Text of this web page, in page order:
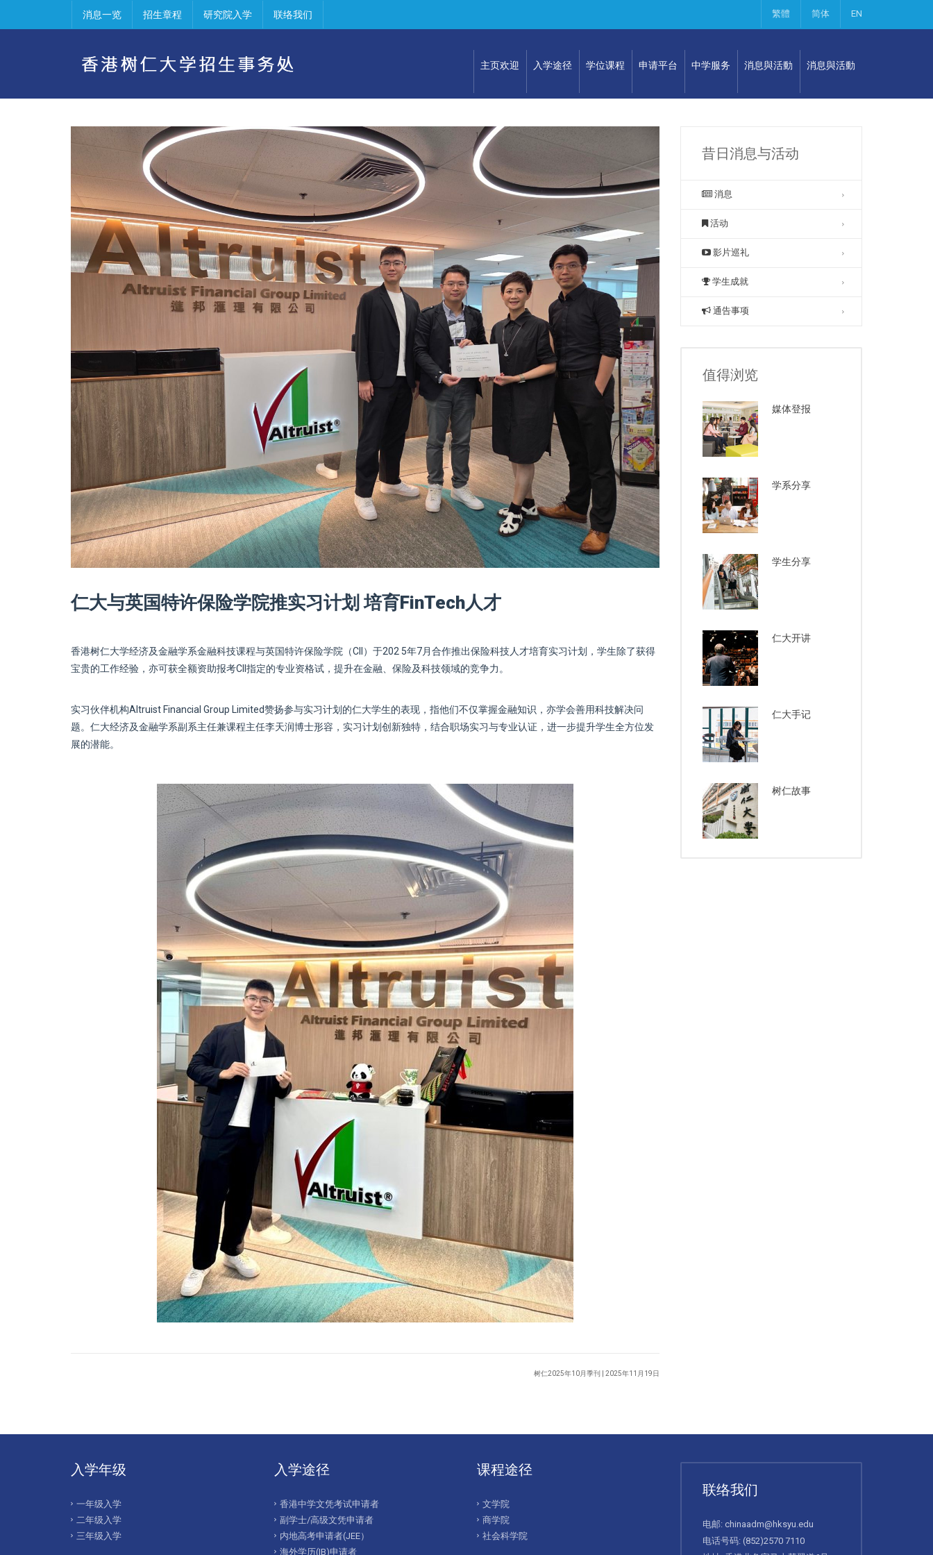
消息一览 招生章程 研究院入学 联络我们 繁體 简体 EN
主页欢迎 入学途径 学位课程 申请平台 中学服务 消息與活動 消息與活動
仁大与英国特许保险学院推实习计划 培育FinTech人才
香港树仁大学经济及金融学系金融科技课程与英国特许保险学院（CII）于202 5年7月合作推出保险科技人才培育实习计划，学生除了获得
宝贵的工作经验，亦可获全额资助报考CII指定的专业资格试，提升在金融、保险及科技领域的竞争力。
实习伙伴机构Altruist Financial Group Limited赞扬参与实习计划的仁大学生的表现，指他们不仅掌握金融知识，亦学会善用科技解决问
题。仁大经济及金融学系副系主任兼课程主任李天润博士形容，实习计划创新独特，结合职场实习与专业认证，进一步提升学生全方位发
展的潜能。
树仁2025年10月季刊 | 2025年11月19日
昔日消息与活动
消息
活动
影片巡礼
学生成就
通告事项
值得浏览
媒体登报
学系分享
学生分享
仁大开讲
仁大手记
树仁故事
入学年级
一年级入学
二年级入学
三年级入学
入学途径
香港中学文凭考试申请者
副学士/高级文凭申请者
内地高考申请者(JEE）
海外学历(IB)申请者
课程途径
文学院
商学院
社会科学院
联络我们
电邮: chinaadm@hksyu.edu
电话号码: (852)2570 7110